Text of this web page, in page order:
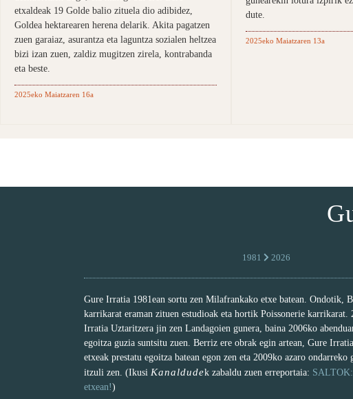
etxaldeak 19 Golde balio zituela dio adibidez,
Goldea hektarearen herena delarik. Akita pagatzen
zuen garaiaz, asurantza eta laguntza sozialen heltzea
bizi izan zuen, zaldiz mugitzen zirela, kontrabanda
eta beste.
2025eko Maiatzaren 16a
dute.
2025eko Maiatzaren 13a
1981 2026
Gure Irratia 1981ean sortu zen Milafrankako etxe batean. Ondotik,
karrikarat eraman zituen estudioak eta hortik Poissonerie karrikarat.
Irratia Uztaritzera jin zen Landagoien gunera, baina 2006ko
egoitza guzia suntsitu zuen. Berriz ere obrak egin artean, Gure
etxeak prestatu egoitza batean egon zen eta 2009ko azaro ondarreko
itzuli zen. (Ikusi Kanaldudek zabaldu zuen erreportaia:
etxean!)